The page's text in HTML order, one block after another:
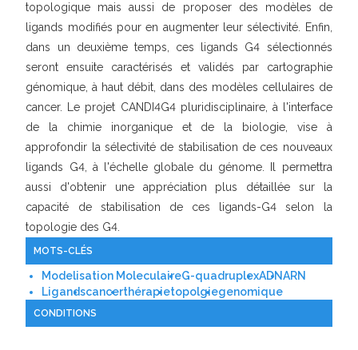
topologique mais aussi de proposer des modèles de
ligands modifiés pour en augmenter leur sélectivité. Enfin,
dans un deuxième temps, ces ligands G4 sélectionnés
seront ensuite caractérisés et validés par cartographie
génomique, à haut débit, dans des modèles cellulaires de
cancer. Le projet CANDI4G4 pluridisciplinaire, à l'interface
de la chimie inorganique et de la biologie, vise à
approfondir la sélectivité de stabilisation de ces nouveaux
ligands G4, à l'échelle globale du génome. Il permettra
aussi d'obtenir une appréciation plus détaillée sur la
capacité de stabilisation de ces ligands-G4 selon la
topologie des G4.
MOTS-CLÉS
Modelisation MoleculaireG-quadruplexADNARN
Ligandscancerthérapietopolgiegenomique
CONDITIONS